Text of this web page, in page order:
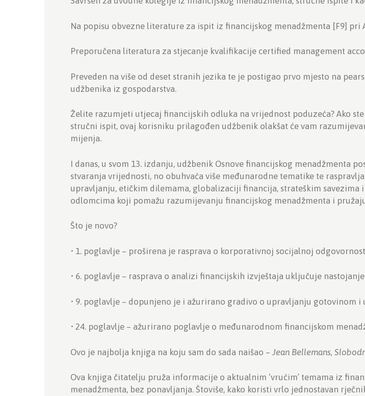
Na popisu obvezne literature za ispit iz financijskog menadžmenta [F9] pri
Preporučena literatura za stjecanje kvalifikacije certified management
Preveden na više od deset stranih jezika te je postigao prvo mjesto na
udžbenika iz gospodarstva.
Želite razumjeti utjecaj financijskih odluka na vrijednost poduzeća? Ako
stručni ispit, ovaj korisniku prilagođen udžbenik olakšat će vam
mijenja.
I danas, u svom 13. izdanju, udžbenik Osnove financijskog menadžmenta
stvaranja vrijednosti, no obuhvaća više međunarodne tematike te
upravljanju, etičkim dilemama, globalizaciji financija, strateškim
odlomcima koji pomažu razumijevanju financijskog menadžmenta i
Što je novo?
• 1. poglavlje – proširena je rasprava o korporativnoj socijalnoj
• 6. poglavlje – rasprava o analizi financijskih izvještaja uključuje
• 9. poglavlje – dopunjeno je i ažurirano gradivo o upravljanju gotovinom
• 24. poglavlje – ažurirano poglavlje o međunarodnom financijskom
Ovo je najbolja knjiga na koju sam do sada naišao – Jean Bellemans,
Ova knjiga čitatelju pruža informacije o aktualnim ‘vrućim’ temama iz
menadžmenta, bez ponavljanja. Štoviše, kako koristi vrlo jednostavan